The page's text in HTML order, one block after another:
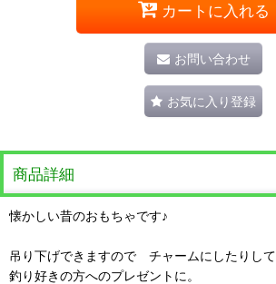
カートに入れる
お問い合わせ
お気に入り登録
商品詳細
懐かしい昔のおもちゃです♪
吊り下げできますので チャームにしたりして
釣り好きの方へのプレゼントに。